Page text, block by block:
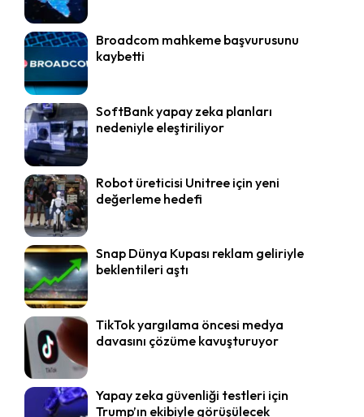
Broadcom mahkeme başvurusunu
kaybetti
SoftBank yapay zeka planları
nedeniyle eleştiriliyor
Robot üreticisi Unitree için yeni
değerleme hedefi
Snap Dünya Kupası reklam geliriyle
beklentileri aştı
TikTok yargılama öncesi medya
davasını çözüme kavuşturuyor
Yapay zeka güvenliği testleri için
Trump’ın ekibiyle görüşülecek